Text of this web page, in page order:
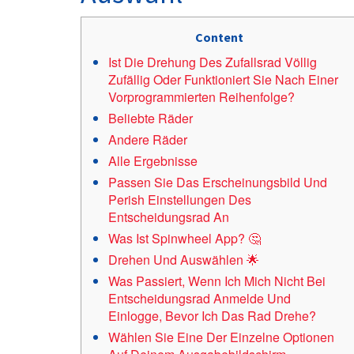
Content
Ist Die Drehung Des Zufallsrad Völlig
Zufällig Oder Funktioniert Sie Nach Einer
Vorprogrammierten Reihenfolge?
Beliebte Räder
Andere Räder
Alle Ergebnisse
Passen Sie Das Erscheinungsbild Und
Perish Einstellungen Des
Entscheidungsrad An
Was Ist Spinwheel App? 🤔
Drehen Und Auswählen 🌟
Was Passiert, Wenn Ich Mich Nicht Bei
Entscheidungsrad Anmelde Und
Einlogge, Bevor Ich Das Rad Drehe?
Wählen Sie Eine Der Einzelne Optionen